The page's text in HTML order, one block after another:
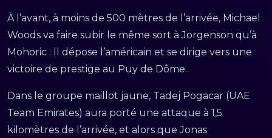
À l’avant, à moins de 500 mètres de l’arrivée, Michael
Woods va faire subir le même sort à Jorgenson qu’à
Mohoric : ll dépose l’américain et se dirige vers une
victoire de prestige au Puy de Dôme.
Dans le groupe maillot jaune, Tadej Pogacar (UAE
Team Emirates) aura porté une attaque à 1,5
kilomètres de l’arrivée, et alors que Jonas